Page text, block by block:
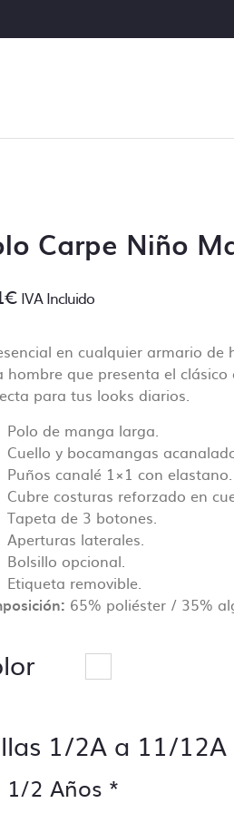
Carpe Niño
€ IVA Incluido
en cualquier armario de
hombre que presenta el
para tus looks diarios.
Polo de manga larga.
Cuello y bocamangas
Puños canalé 1×1 con elastano.
Cubre costuras reforzado en
Tapeta de 3 botones.
Aperturas laterales.
Bolsillo opcional.
Etiqueta removible.
65% poliéster / 35%
1/2A a 11/12A
1/2 Años *
que subas los archivos
las tareas de
de que todo está ok antes
se especifique en el pedido.
clara la ubicación de cada